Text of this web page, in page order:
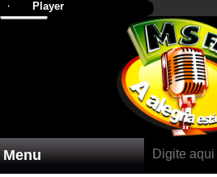
Menu
Player